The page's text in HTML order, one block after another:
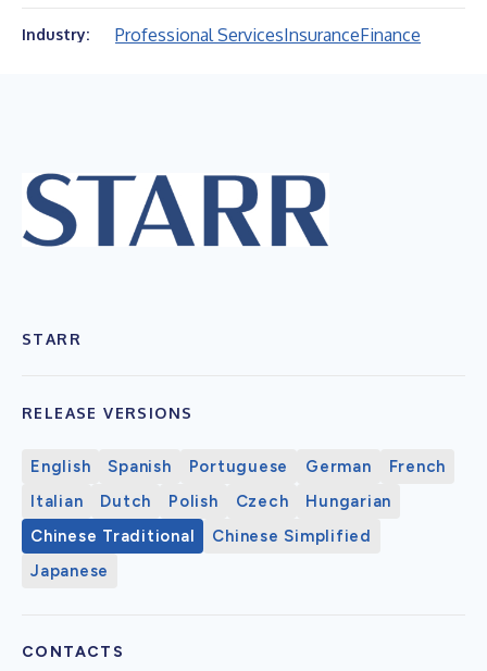
Industry: Professional ServicesInsuranceFinance
STARR
RELEASE VERSIONS
English Spanish Portuguese German
French
Italian
Dutch Polish Czech
Hungarian
Chinese Traditional
Chinese Simplified
Japanese
CONTACTS